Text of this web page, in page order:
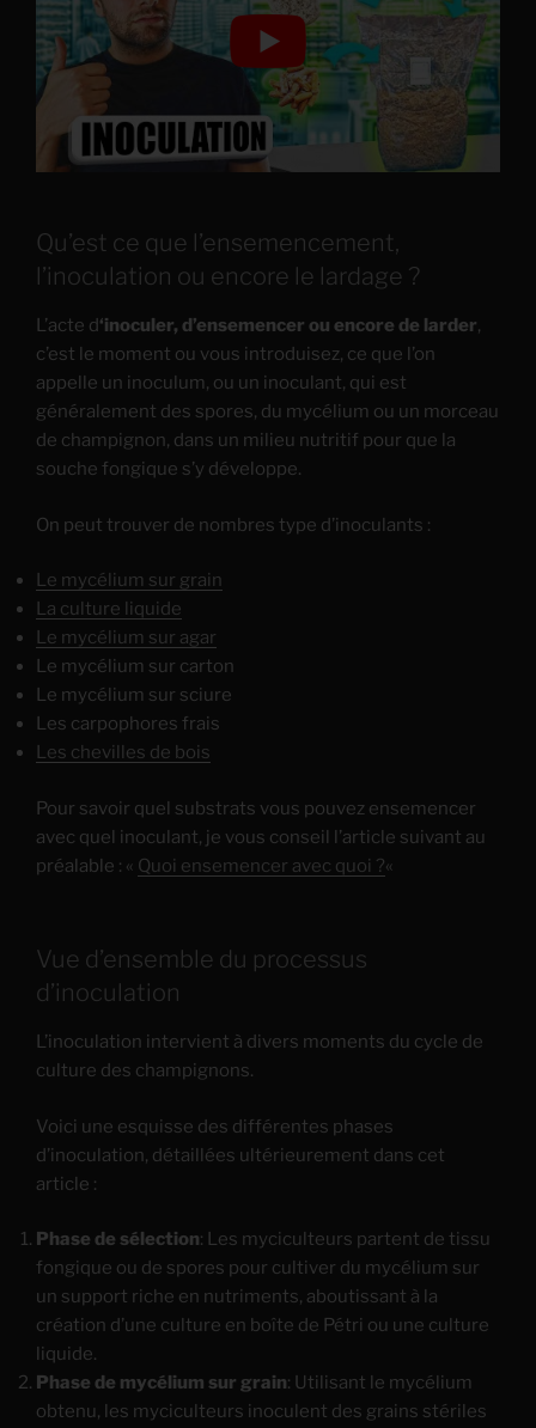
Qu’est ce que l’ensemencement,
l’inoculation ou encore le lardage ?
L’acte d‘inoculer, d’ensemencer ou encore de larder,
c’est le moment ou vous introduisez, ce que l’on
appelle un inoculum, ou un inoculant, qui est
généralement des spores, du mycélium ou un morceau
de champignon, dans un milieu nutritif pour que la
souche fongique s’y développe.
On peut trouver de nombres type d’inoculants :
Le mycélium sur grain
La culture liquide
Le mycélium sur agar
Le mycélium sur carton
Le mycélium sur sciure
Les carpophores frais
Les chevilles de bois
Pour savoir quel substrats vous pouvez ensemencer
avec quel inoculant, je vous conseil l’article suivant au
préalable : « Quoi ensemencer avec quoi ?«
Vue d’ensemble du processus
d’inoculation
L’inoculation intervient à divers moments du cycle de
culture des champignons.
Voici une esquisse des différentes phases
d’inoculation, détaillées ultérieurement dans cet
article :
Phase de sélection: Les myciculteurs partent de tissu
fongique ou de spores pour cultiver du mycélium sur
un support riche en nutriments, aboutissant à la
création d’une culture en boîte de Pétri ou une culture
liquide.
Phase de mycélium sur grain: Utilisant le mycélium
obtenu, les myciculteurs inoculent des grains stériles